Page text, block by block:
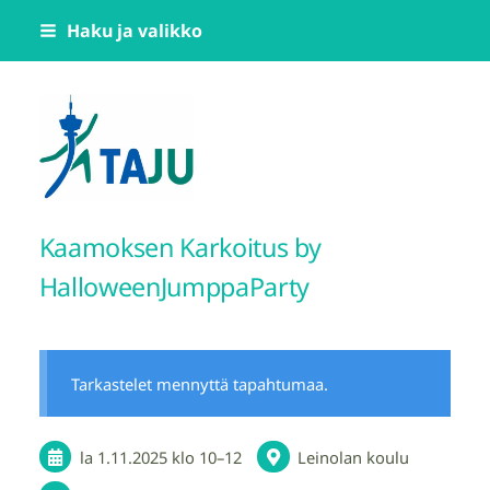
Siirry
Haku ja valikko
Tampereen Jumppatiimi TAJU ry
Kaamoksen Karkoitus by
HalloweenJumppaParty
Tarkastelet mennyttä tapahtumaa.
la 1.11.2025 klo 10–12
Leinolan koulu